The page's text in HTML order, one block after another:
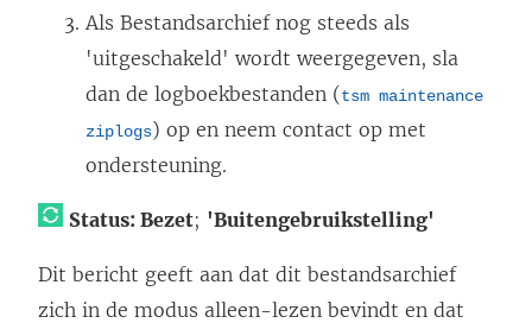
Als Bestandsarchief nog steeds als
'uitgeschakeld' wordt weergegeven, sla
dan de logboekbestanden (tsm maintenance
ziplogs) op en neem contact op met
ondersteuning.
Status: Bezet; 'Buitengebruikstelling'
Dit bericht geeft aan dat dit bestandsarchief
zich in de modus alleen-lezen bevindt en dat